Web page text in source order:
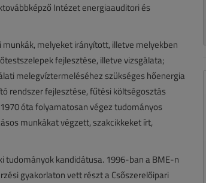
Intézet energiaauditori és
melyeket irányított, illetve melyekben
fejlesztése, illetve vizsgálata;
melegvíztermeléséhez szükséges hőenergia
rendszer fejlesztése, fűtési költségosztás
óta folyamatosan végez tudományos
munkákat végzett, szakcikkeket írt,
kandidátusa. 1996-ban a BME-n
gyakorlaton vett részt a Csőszerelőipari